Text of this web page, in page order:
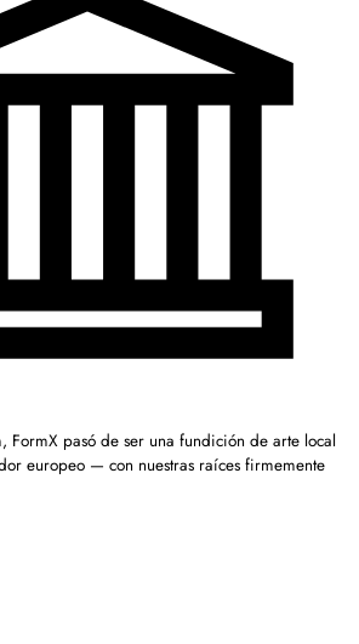
FormX pasó de ser una fundición de arte local
europeo — con nuestras raíces firmemente